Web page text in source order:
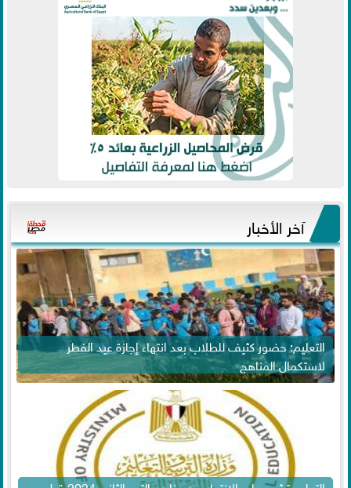
آخر الأخبار
التعليم: حضور كثيف للطلاب بعد انتهاء إجازة عيد الفطر
لاستكمال المناهج